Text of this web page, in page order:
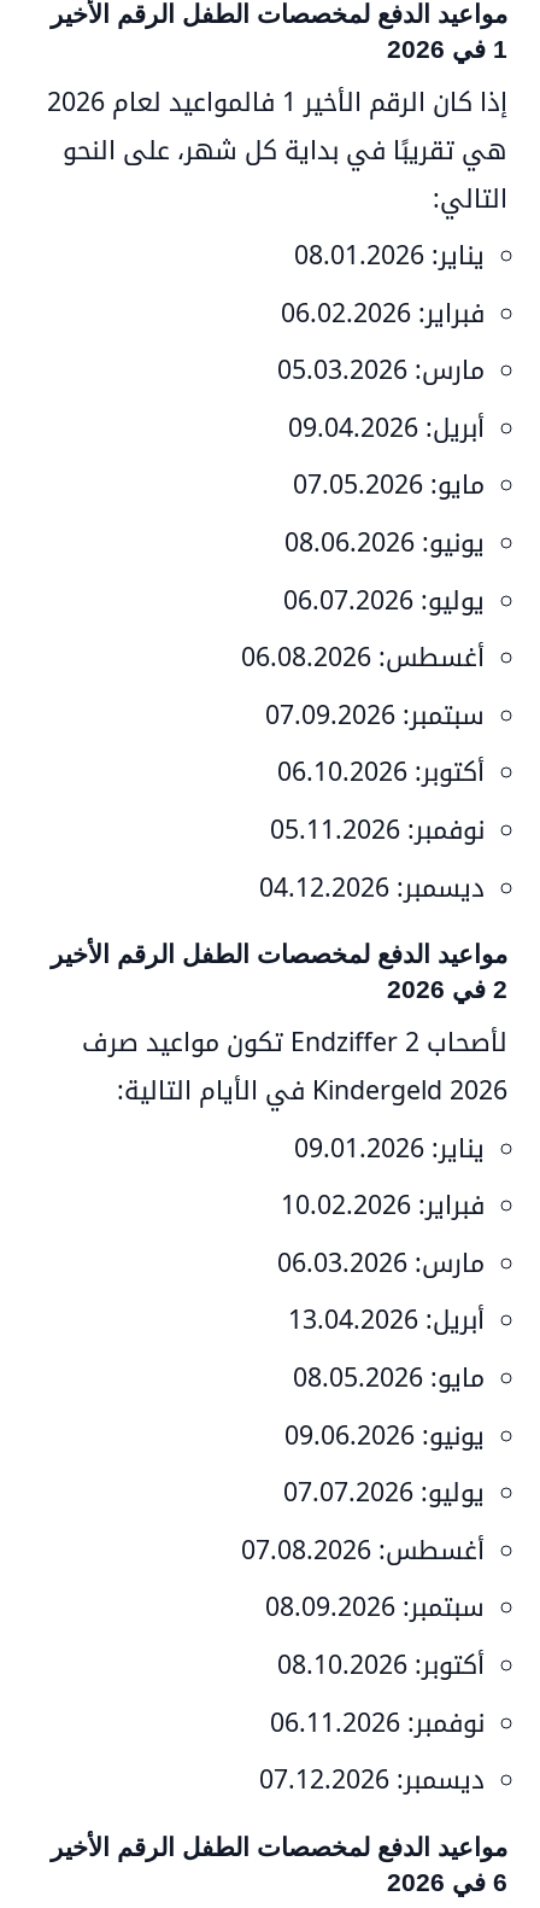
مواعيد الدفع لمخصصات الطفل الرقم الأخير
1 في 2026
إذا كان الرقم الأخير 1
فالمواعيد لعام 2026
هي تقريبًا في بداية كل شهر، على النحو
التالي:
يناير: 08.01.2026
فبراير: 06.02.2026
مارس: 05.03.2026
أبريل: 09.04.2026
مايو: 07.05.2026
يونيو: 08.06.2026
يوليو: 06.07.2026
أغسطس: 06.08.2026
سبتمبر: 07.09.2026
أكتوبر: 06.10.2026
نوفمبر: 05.11.2026
ديسمبر: 04.12.2026
مواعيد الدفع لمخصصات الطفل الرقم الأخير
2 في 2026
لأصحاب Endziffer 2 تكون مواعيد صرف
Kindergeld 2026 في الأيام التالية:
يناير: 09.01.2026
فبراير: 10.02.2026
مارس: 06.03.2026
أبريل: 13.04.2026
مايو: 08.05.2026
يونيو: 09.06.2026
يوليو: 07.07.2026
أغسطس: 07.08.2026
سبتمبر: 08.09.2026
أكتوبر: 08.10.2026
نوفمبر: 06.11.2026
ديسمبر: 07.12.2026
مواعيد الدفع لمخصصات الطفل الرقم الأخير
6 في 2026